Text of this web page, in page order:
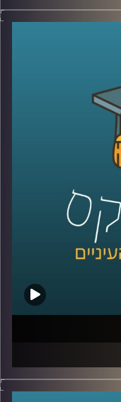
היתה פשוטה,
ארוכה
איתן
החלל
שיפור
כחברה יש
תחושת
שונים
כלים ונתיבים
שהם קראוס,